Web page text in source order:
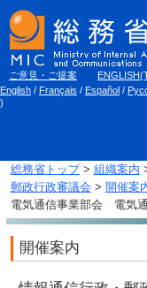
ご意見・ご提案
English / Français / Español /
)
総務省トップ> 組織案内
郵政行政審議会 > 開催案
電気通信事業部会 電気
開催案内